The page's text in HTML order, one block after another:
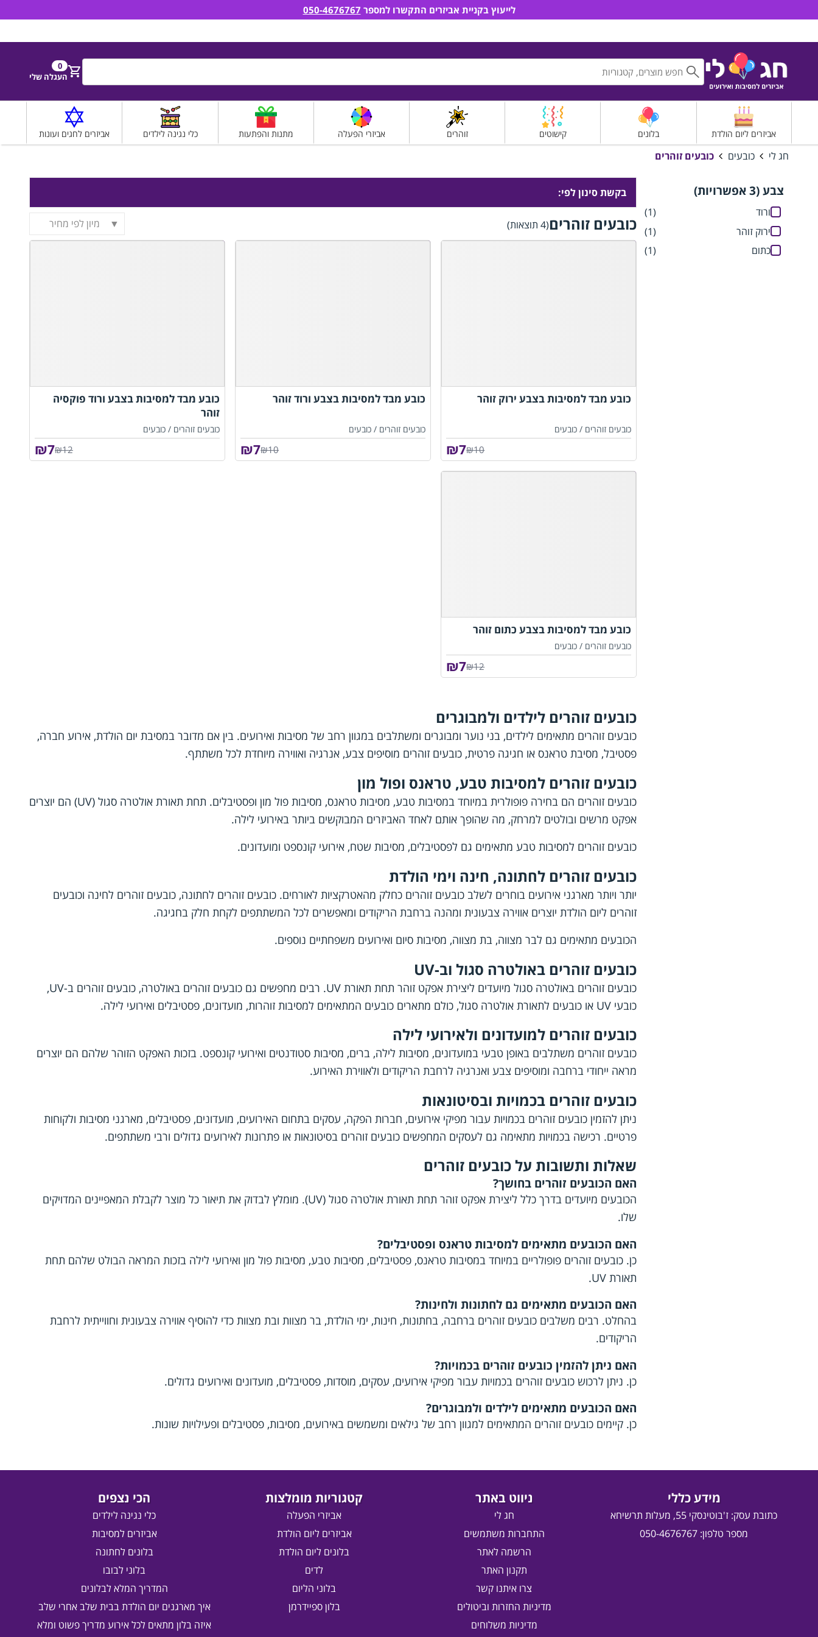
חפש0
העגלה שלי
אביזרים ליום הולדת בלונים קישוטים זוהרים אביזרי הפעלה מתנות והפתעות כלי נגינה לילדים אביזרים לחגים ועונות
חג לי כובעים כובעים זוהרים
צבע (3 אפשרויות)
ורוד
(1)
ירוק זוהר
(1)
כתום
(1)
בקשת סינון לפי:
כובעים זוהרים(4 תוצאות) מיון לפי מחיר
כובע מבד למסיבות בצבע ירוק זוהר
כובעים זוהרים / כובעים
₪10
7
₪
כובע מבד למסיבות בצבע ורוד זוהר
כובעים זוהרים / כובעים
₪10
7
₪
כובע מבד למסיבות בצבע ורוד פוקסיה
זוהר
כובעים זוהרים / כובעים
₪12
7
₪
כובע מבד למסיבות בצבע כתום זוהר
כובעים זוהרים / כובעים
₪12
7
₪
כובעים זוהרים לילדים ולמבוגרים
כובעים זוהרים מתאימים לילדים, בני נוער ומבוגרים ומשתלבים במגוון רחב של מסיבות ואירועים. בין אם מדובר במסיבת יום הולדת, אירוע חברה,
פסטיבל, מסיבת טראנס או חגיגה פרטית, כובעים זוהרים מוסיפים צבע, אנרגיה ואווירה מיוחדת לכל משתתף.
כובעים זוהרים למסיבות טבע, טראנס ופול מון
כובעים זוהרים הם בחירה פופולרית במיוחד במסיבות טבע, מסיבות טראנס, מסיבות פול מון ופסטיבלים. תחת תאורת אולטרה סגול (UV) הם יוצרים
אפקט מרשים ובולטים למרחק, מה שהופך אותם לאחד האביזרים המבוקשים ביותר באירועי לילה.
כובעים זוהרים למסיבות טבע מתאימים גם לפסטיבלים, מסיבות שטח, אירועי קונספט ומועדונים.
כובעים זוהרים לחתונה, חינה וימי הולדת
יותר ויותר מארגני אירועים בוחרים לשלב כובעים זוהרים כחלק מהאטרקציות לאורחים. כובעים זוהרים לחתונה, כובעים זוהרים לחינה וכובעים
זוהרים ליום הולדת יוצרים אווירה צבעונית ומהנה ברחבת הריקודים ומאפשרים לכל המשתתפים לקחת חלק בחגיגה.
הכובעים מתאימים גם לבר מצווה, בת מצווה, מסיבות סיום ואירועים משפחתיים נוספים.
כובעים זוהרים באולטרה סגול וב-UV
כובעים זוהרים באולטרה סגול מיועדים ליצירת אפקט זוהר תחת תאורת UV. רבים מחפשים גם כובעים זוהרים באולטרה, כובעים זוהרים ב-UV,
כובעי UV או כובעים לתאורת אולטרה סגול, כולם מתארים כובעים המתאימים למסיבות זוהרות, מועדונים, פסטיבלים ואירועי לילה.
כובעים זוהרים למועדונים ולאירועי לילה
כובעים זוהרים משתלבים באופן טבעי במועדונים, מסיבות לילה, ברים, מסיבות סטודנטים ואירועי קונספט. בזכות האפקט הזוהר שלהם הם יוצרים
מראה ייחודי ברחבה ומוסיפים צבע ואנרגיה לרחבת הריקודים ולאווירת האירוע.
כובעים זוהרים בכמויות ובסיטונאות
ניתן להזמין כובעים זוהרים בכמויות עבור מפיקי אירועים, חברות הפקה, עסקים בתחום האירועים, מועדונים, פסטיבלים, מארגני מסיבות ולקוחות
פרטיים. רכישה בכמויות מתאימה גם לעסקים המחפשים כובעים זוהרים בסיטונאות או פתרונות לאירועים גדולים ורבי משתתפים.
שאלות ותשובות על כובעים זוהרים
האם הכובעים זוהרים בחושך?
הכובעים מיועדים בדרך כלל ליצירת אפקט זוהר תחת תאורת אולטרה סגול (UV). מומלץ לבדוק את תיאור כל מוצר לקבלת המאפיינים המדויקים
שלו.
האם הכובעים מתאימים למסיבות טראנס ופסטיבלים?
כן. כובעים זוהרים פופולריים במיוחד במסיבות טראנס, פסטיבלים, מסיבות טבע, מסיבות פול מון ואירועי לילה בזכות המראה הבולט שלהם תחת
תאורת UV.
האם הכובעים מתאימים גם לחתונות ולחינות?
בהחלט. רבים משלבים כובעים זוהרים ברחבה, בחתונות, חינות, ימי הולדת, בר מצוות ובת מצוות כדי להוסיף אווירה צבעונית וחווייתית לרחבת
הריקודים.
האם ניתן להזמין כובעים זוהרים בכמויות?
כן. ניתן לרכוש כובעים זוהרים בכמויות עבור מפיקי אירועים, עסקים, מוסדות, פסטיבלים, מועדונים ואירועים גדולים.
האם הכובעים מתאימים לילדים ולמבוגרים?
כן. קיימים כובעים זוהרים המתאימים למגוון רחב של גילאים ומשמשים באירועים, מסיבות, פסטיבלים ופעילויות שונות.
לייעוץ בקניית אביזרים התקשרו למספר 050-4676767
מידע כללי
כתובת עסק: ז'בוטינסקי 55, מעלות תרשיחא
מספר טלפון: 050-4676767
ניווט באתר
חג לי
התחברות משתמשים
הרשמה לאתר
תקנון האתר
צרו איתנו קשר
מדיניות החזרות וביטולים
מדיניות משלוחים
קטגוריות מומלצות
אביזרי הפעלה
אביזרים ליום הולדת
בלונים ליום הולדת
לדים
בלוני הליום
בלון ספיידרמן
הכי נצפים
כלי נגינה לילדים
אביזרים למסיבות
בלונים לחתונה
בלוני לבובו
המדריך המלא לבלונים
איך מארגנים יום הולדת בבית שלב אחרי שלב
איזה בלון מתאים לכל אירוע מדריך פשוט ומלא